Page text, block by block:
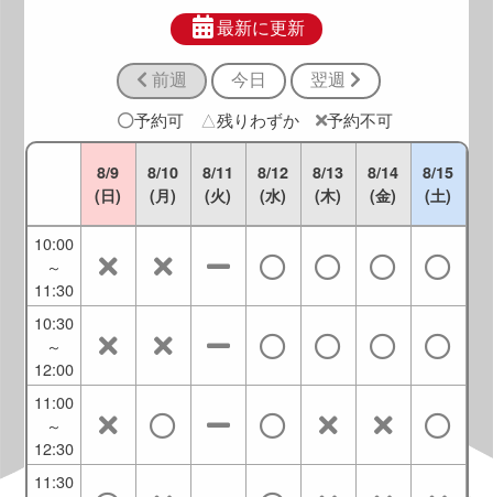
最新に更新
前週 今日 翌週
予約可 △残りわずか 予約不可
8/9
(日)
8/10
(月)
8/11
(火)
8/12
(水)
8/13
(木)
8/14
(金)
8/15
(土)
10:00
～
11:30
10:30
～
12:00
11:00
～
12:30
11:30